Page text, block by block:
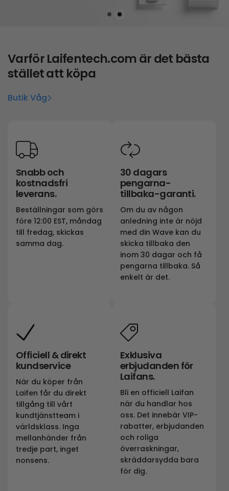
VarförLaifentech.comär det bästa
stället att köpa
Butik Våg
Snabb och
kostnadsfri
leverans.
Beställningar som görs
före 12:00 EST, måndag
till fredag, skickas
samma dag.
30 dagars
pengarna-
tillbaka-garanti.
Om du av någon
anledning inte är nöjd
med din Wave kan du
skicka tillbaka den
inom 30 dagar och få
pengarna tillbaka. Så
enkelt är det.
Officiell & direkt
kundservice
När du köper från
Laifen får du direkt
tillgång till vårt
kundtjänstteam i
världsklass. Inga
mellanhänder från
tredje part, inget
nonsens.
Exklusiva
erbjudanden för
Laifans.
Bli en officiell Laifan
när du handlar hos
oss. Det innebär VIP-
rabatter, erbjudanden
och roliga
överraskningar,
skräddarsydda bara
för dig.